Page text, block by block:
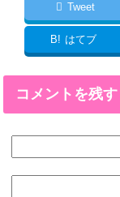
Tweet
B! はてブ
コメントを残す